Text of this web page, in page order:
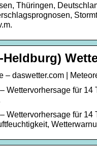
Thüringen,
– daswetter.com |
Wettervorhersage für
Wettervorhersage für